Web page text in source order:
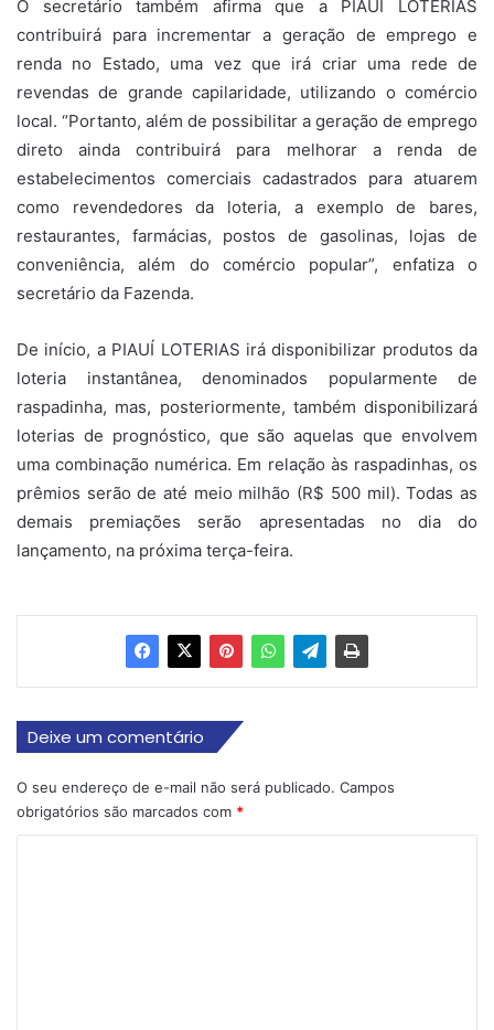
O secretário também afirma que a PIAUÍ LOTERIAS
contribuirá para incrementar a geração de emprego e
renda no Estado, uma vez que irá criar uma rede de
revendas de grande capilaridade, utilizando o comércio
local. “Portanto, além de possibilitar a geração de emprego
direto ainda contribuirá para melhorar a renda de
estabelecimentos comerciais cadastrados para atuarem
como revendedores da loteria, a exemplo de bares,
restaurantes, farmácias, postos de gasolinas, lojas de
conveniência, além do comércio popular”, enfatiza o
secretário da Fazenda.
De início, a PIAUÍ LOTERIAS irá disponibilizar produtos da
loteria instantânea, denominados popularmente de
raspadinha, mas, posteriormente, também disponibilizará
loterias de prognóstico, que são aquelas que envolvem
uma combinação numérica. Em relação às raspadinhas, os
prêmios serão de até meio milhão (R$ 500 mil). Todas as
demais premiações serão apresentadas no dia do
lançamento, na próxima terça-feira.
Deixe um comentário
O seu endereço de e-mail não será publicado. Campos
obrigatórios são marcados com *